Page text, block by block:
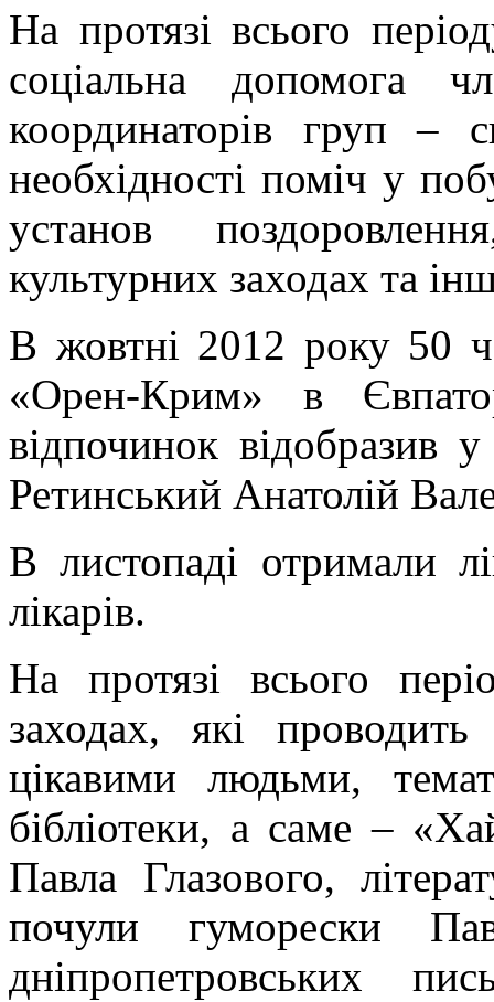
На протязі всього
соціальна допомога
координаторів груп –
необхідності поміч у
установ
культурних заходах та
В жовтні 2012 року 50
«Орен-Крим» в
відпочинок відобразив
Ретинський Анатолій
В листопаді отримали
лікарів.
На протязі всього
заходах, які проводить
цікавими людьми,
бібліотеки, а саме –
Павла Глазового,
почули гуморески
дніпропетровських